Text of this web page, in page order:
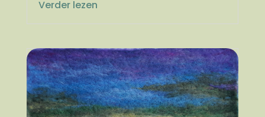
Verder lezen